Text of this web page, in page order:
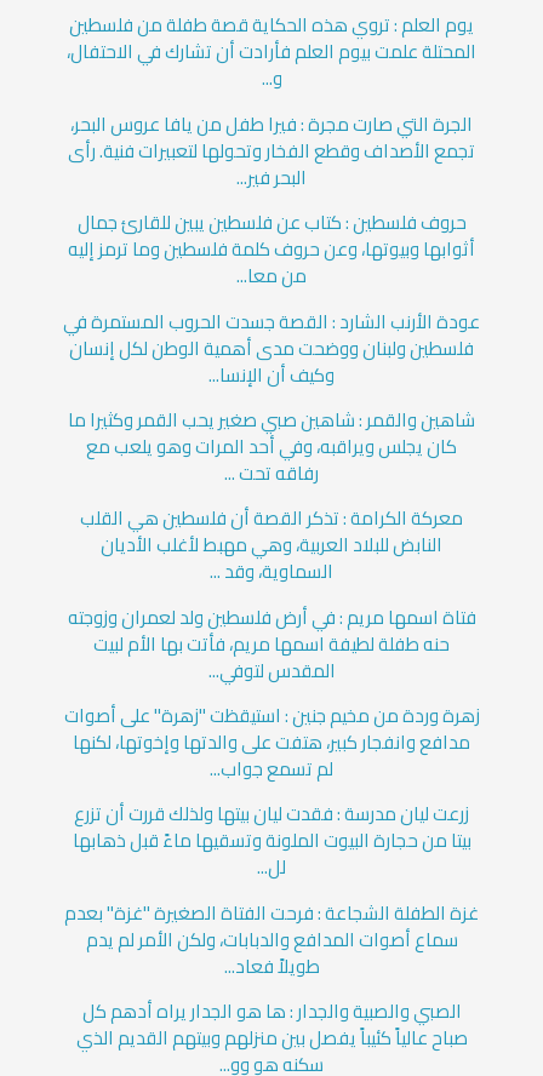
يوم العلم : تروي هذه الحكاية قصة طفلة من فلسطين
المحتلة علمت بيوم العلم فأرادت أن تشارك في الاحتفال،
و...
الجرة التي صارت مجرة : فيرا طفل من يافا عروس البحر،
تجمع الأصداف وقطع الفخار وتحولها لتعبيرات فنية. رأى
البحر فير...
حروف فلسطين : كتاب عن فلسطين يبين للقارئ جمال
أثوابها وبيوتها، وعن حروف كلمة فلسطين وما ترمز إليه
من معا...
عودة الأرنب الشارد : القصة جسدت الحروب المستمرة في
فلسطين ولبنان ووضحت مدى أهمية الوطن لكل إنسان
وكيف أن الإنسا...
شاهين والقمر : شاهين صبي صغير يحب القمر وكثيرا ما
كان يجلس ويراقبه، وفي أحد المرات وهو يلعب مع
رفاقه تحت ...
معركة الكرامة : تذكر القصة أن فلسطين هي القلب
النابض للبلاد العربية، وهي مهبط لأغلب الأديان
السماوية، وقد ...
فتاة اسمها مريم : في أرض فلسطين ولد لعمران وزوجته
حنه طفلة لطيفة اسمها مريم، فأتت بها الأم لبيت
المقدس لتوفي...
زهرة وردة من مخيم جنين : استيقظت "زهرة" على أصوات
مدافع وانفجار كبير، هتفت على والدتها وإخوتها، لكنها
لم تسمع جواب...
زرعت ليان مدرسة : فقدت ليان بيتها ولذلك قررت أن تزرع
بيتا من حجارة البيوت الملونة وتسقيها ماءً قبل ذهابها
لل...
غزة الطفلة الشجاعة : فرحت الفتاة الصغيرة "غزة" بعدم
سماع أصوات المدافع والدبابات، ولكن الأمر لم يدم
طويلاً فعاد...
الصبي والصبية والجدار : ها هو الجدار يراه أدهم كل
صباح عالياً كئيباً يفصل بين منزلهم وبيتهم القديم الذي
سكنه هو وو...